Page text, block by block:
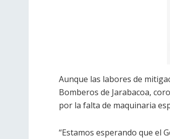
Aunque las labores de
Bomberos de Jarabacoa,
por la falta de maquinaria
“Estamos esperando que el